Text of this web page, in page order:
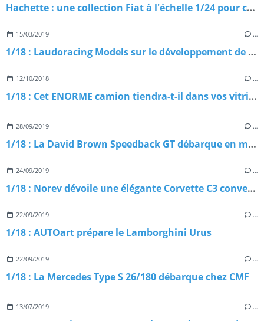
Hachette : une collection Fiat à l'échelle 1/24 pour célébrer les 120 ans
15/03/2019 …
1/18 : Laudoracing Models sur le développement de deux Fiat
12/10/2018 …
1/18 : Cet ENORME camion tiendra-t-il dans vos vitrines ?
28/09/2019 …
1/18 : La David Brown Speedback GT débarque en miniature
24/09/2019 …
1/18 : Norev dévoile une élégante Corvette C3 convertible
22/09/2019 …
1/18 : AUTOart prépare le Lamborghini Urus
22/09/2019 …
1/18 : La Mercedes Type S 26/180 débarque chez CMF
13/07/2019 …